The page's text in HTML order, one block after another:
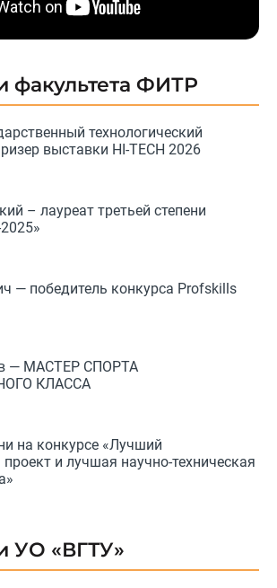
факультета ФИТР
технологический
выставки HI-TECH 2026
– лауреат третьей степени
— победитель конкурса Profskills
— МАСТЕР СПОРТА
КЛАССА
на конкурсе «Лучший
и лучшая научно-техническая
УО «ВГТУ»